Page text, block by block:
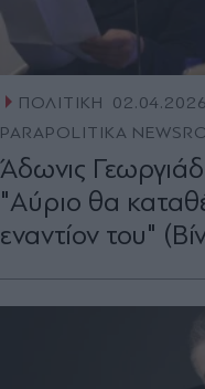
ΠΟΛΙΤΙΚΗ
PARAPOLITIKA
Άδωνις
"Αύριο θα
εναντίον του"